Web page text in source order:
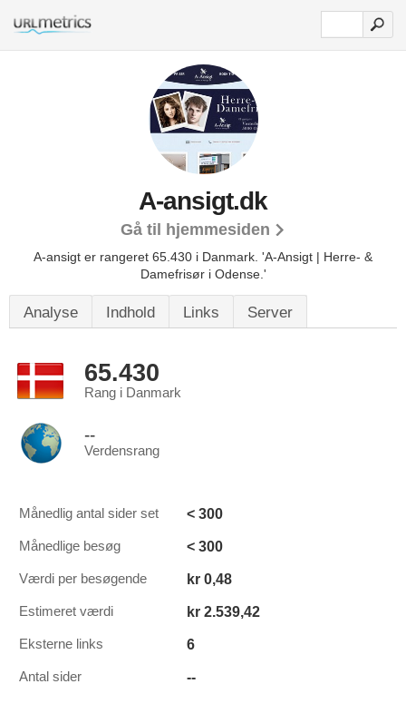
A-ansigt.dk
Gå til hjemmesiden
A-ansigt er rangeret 65.430 i Danmark. 'A-Ansigt | Herre- &
Damefrisør i Odense.'
Analyse Indhold Links Server
65.430
Rang i Danmark
--
Verdensrang
Månedlig antal sider set < 300
Månedlige besøg < 300
Værdi per besøgende kr 0,48
Estimeret værdi kr 2.539,42
Eksterne links 6
Antal sider --